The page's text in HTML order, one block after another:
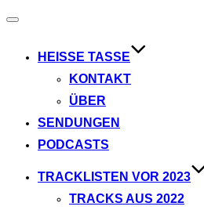
Navigation
HEISSE TASSE
KONTAKT
ÜBER
SENDUNGEN
PODCASTS
TRACKLISTEN VOR 2023
TRACKS AUS 2022